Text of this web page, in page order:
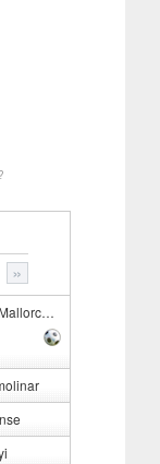
»
Sad "B"